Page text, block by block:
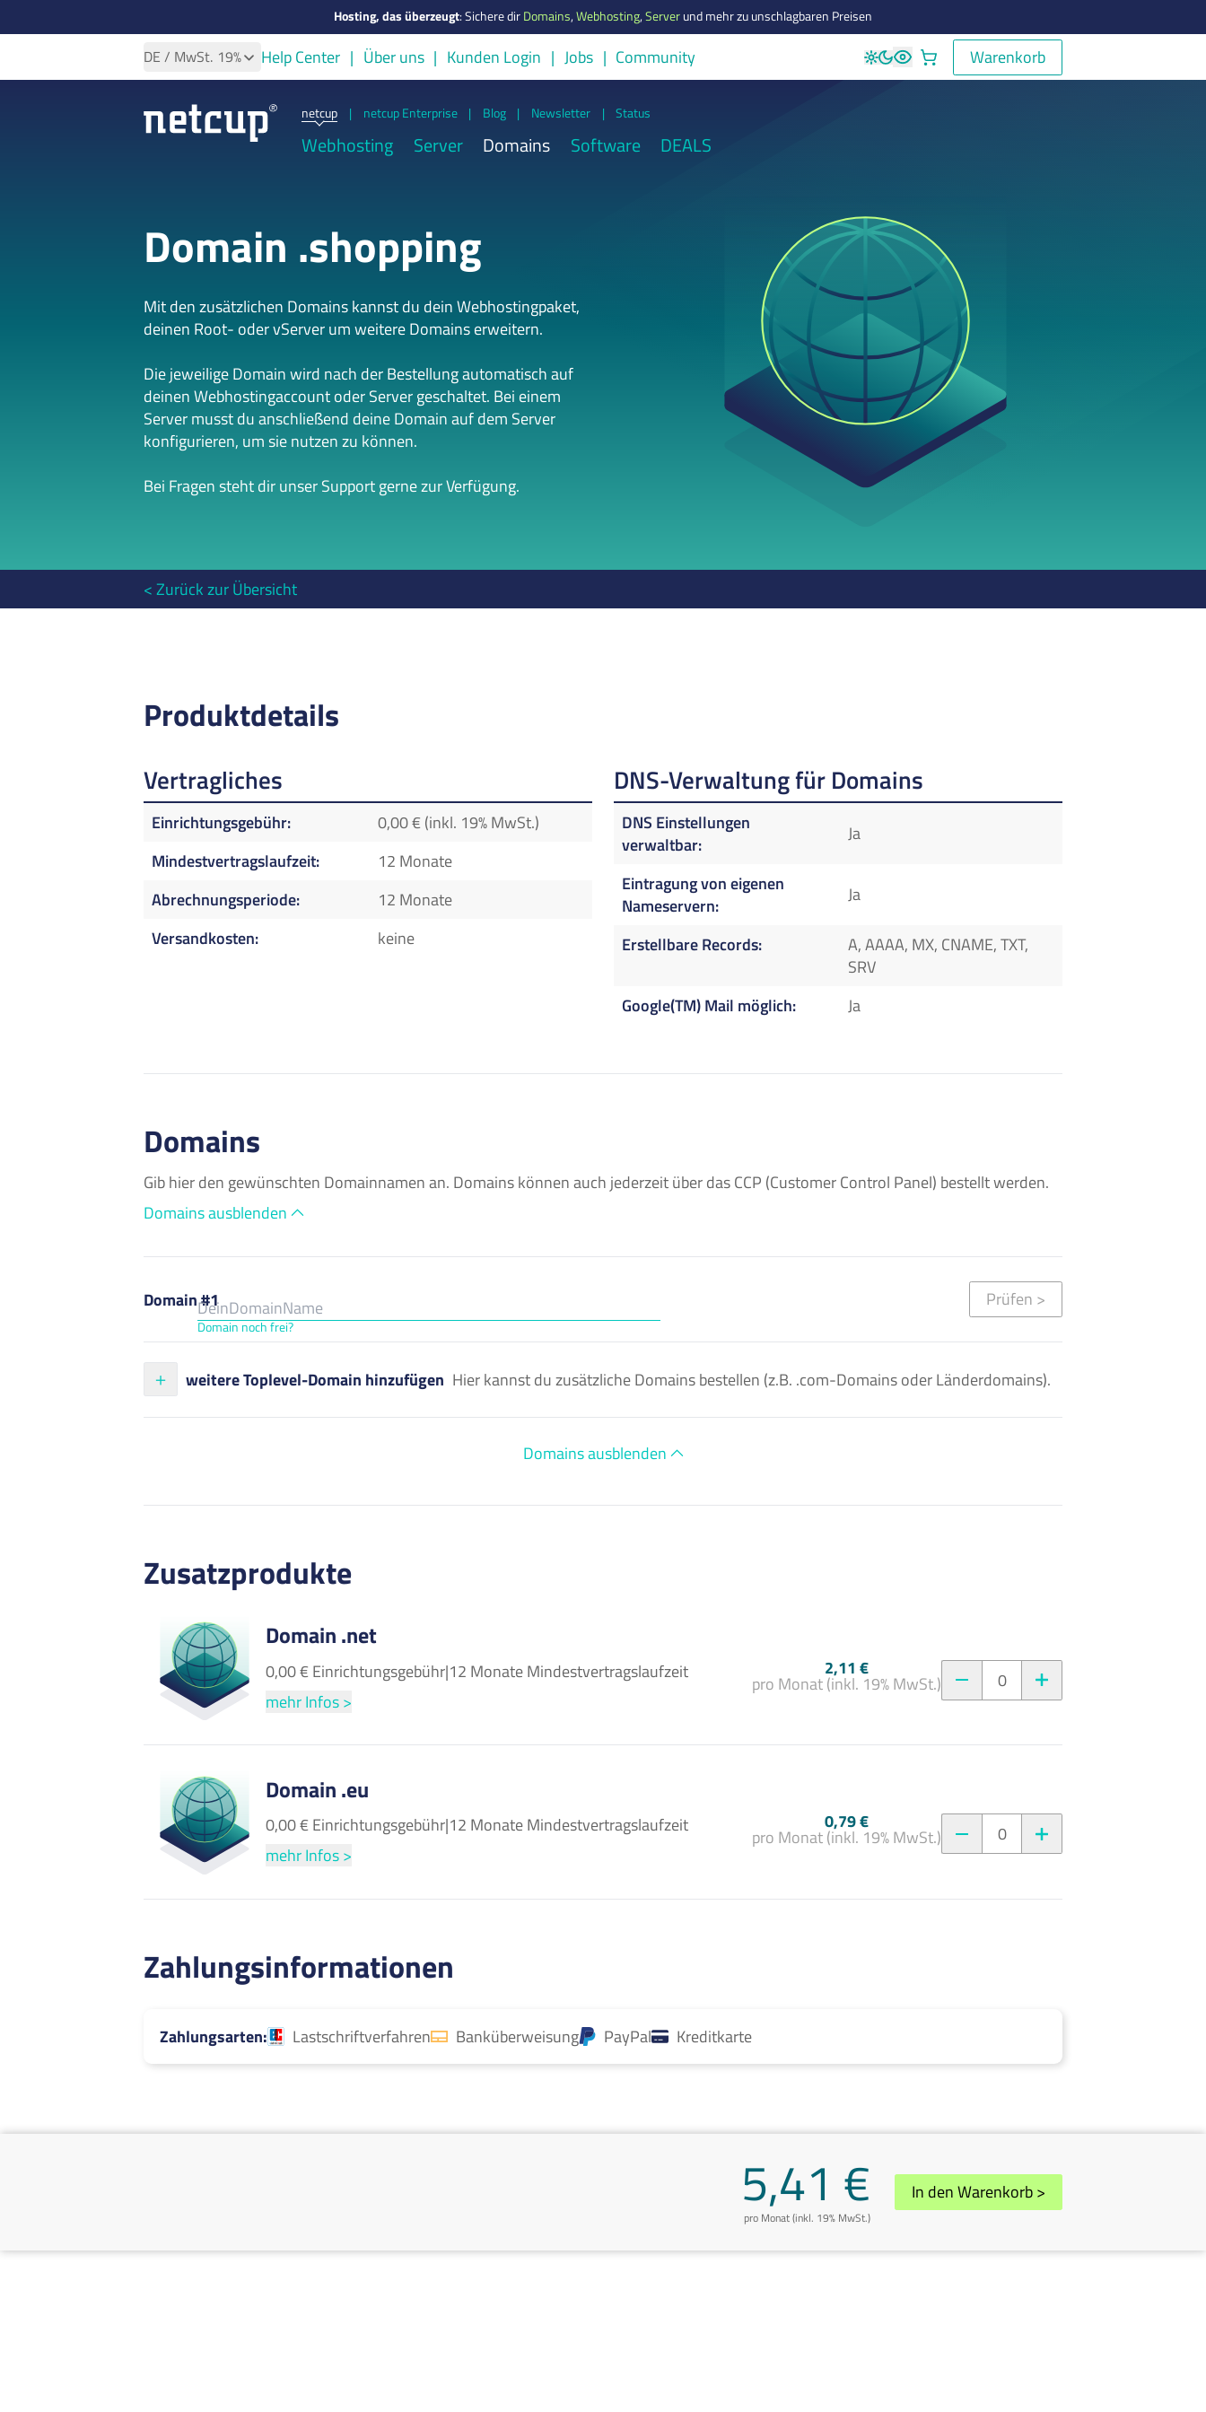
Hosting, das überzeugt:Sichere dirDomains,Webhosting,Serverund mehr zu unschlagbaren Preisen
DE / MwSt. 19% Help Center Über uns Kunden Login Jobs Community Warenkorb
Warenkorb
netcup | netcup Enterprise | Blog | Newsletter | Status
Webhosting Server Domains Software DEALS
Domain .shopping
Mit den zusätzlichen Domains kannst du dein Webhostingpaket,
deinen Root- oder vServer um weitere Domains erweitern.
Die jeweilige Domain wird nach der Bestellung automatisch auf
deinen Webhostingaccount oder Server geschaltet. Bei einem
Server musst du anschließend deine Domain auf dem Server
konfigurieren, um sie nutzen zu können.
Bei Fragen steht dir unser Support gerne zur Verfügung.
Zurück zur Übersicht
Produktdetails
Vertragliches
Einrichtungsgebühr
0,00 € (inkl. 19% MwSt.)
Mindestvertragslaufzeit
12 Monate
Abrechnungsperiode
12 Monate
Versandkosten
keine
DNS-Verwaltung für Domains
DNS Einstellungen
verwaltbar
Ja
Eintragung von eigenen
Nameservern
Ja
Erstellbare Records
A, AAAA, MX, CNAME, TXT,
SRV
Google(TM) Mail möglich
Ja
Domains
Gib hier den gewünschten Domainnamen an. Domains können auch jederzeit über das CCP (Customer Control Panel) bestellt werden.
Domains ausblenden
Domain #1
Domain noch frei?
Prüfen >
weitere Toplevel-Domain hinzufügen Hier kannst du zusätzliche Domains bestellen (z.B. .com-Domains oder Länderdomains).
Domains ausblenden
Zusatzprodukte
Domain .net
0,00 € Einrichtungsgebühr|12 Monate Mindestvertragslaufzeit
mehr Infos >
2,11 €
pro Monat (inkl. 19% MwSt.) 0
Domain .eu
0,00 € Einrichtungsgebühr|12 Monate Mindestvertragslaufzeit
mehr Infos >
0,79 €
pro Monat (inkl. 19% MwSt.) 0
Zahlungsinformationen
Zahlungsarten Lastschriftverfahren Banküberweisung PayPal Kreditkarte
5,41 €
pro Monat (inkl. 19% MwSt.)
In den Warenkorb >